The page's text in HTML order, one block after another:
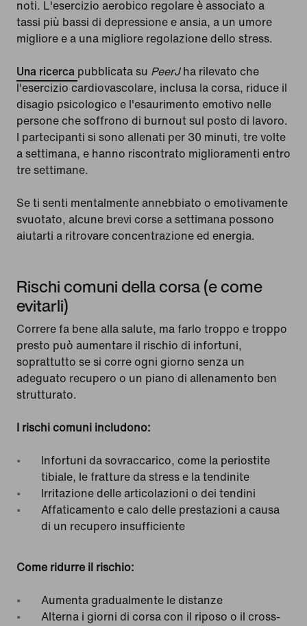
noti. L'esercizio aerobico regolare è associato a
tassi più bassi di depressione e ansia, a un umore
migliore e a una migliore regolazione dello stress.
Una ricerca pubblicata su PeerJha rilevato che
l'esercizio cardiovascolare, inclusa la corsa, riduce il
disagio psicologico e l'esaurimento emotivo nelle
persone che soffrono di burnout sul posto di lavoro.
I partecipanti si sono allenati per 30 minuti, tre volte
a settimana, e hanno riscontrato miglioramenti entro
tre settimane.
Se ti senti mentalmente annebbiato o emotivamente
svuotato, alcune brevi corse a settimana possono
aiutarti a ritrovare concentrazione ed energia.
Rischi comuni della corsa (e come
evitarli)
Correre fa bene alla salute, ma farlo troppo e troppo
presto può aumentare il rischio di infortuni,
soprattutto se si corre ogni giorno senza un
adeguato recupero o un piano di allenamento ben
strutturato.
I rischi comuni includono:
Infortuni da sovraccarico, come la periostite
tibiale, le fratture da stress e la tendinite
Irritazione delle articolazioni o dei tendini
Affaticamento e calo delle prestazioni a causa
di un recupero insufficiente
Come ridurre il rischio:
Aumenta gradualmente le distanze
Alterna i giorni di corsa con il riposo o il cross-